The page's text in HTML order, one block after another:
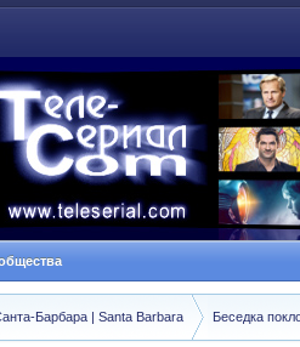
Барбара | Santa Barbara Беседка